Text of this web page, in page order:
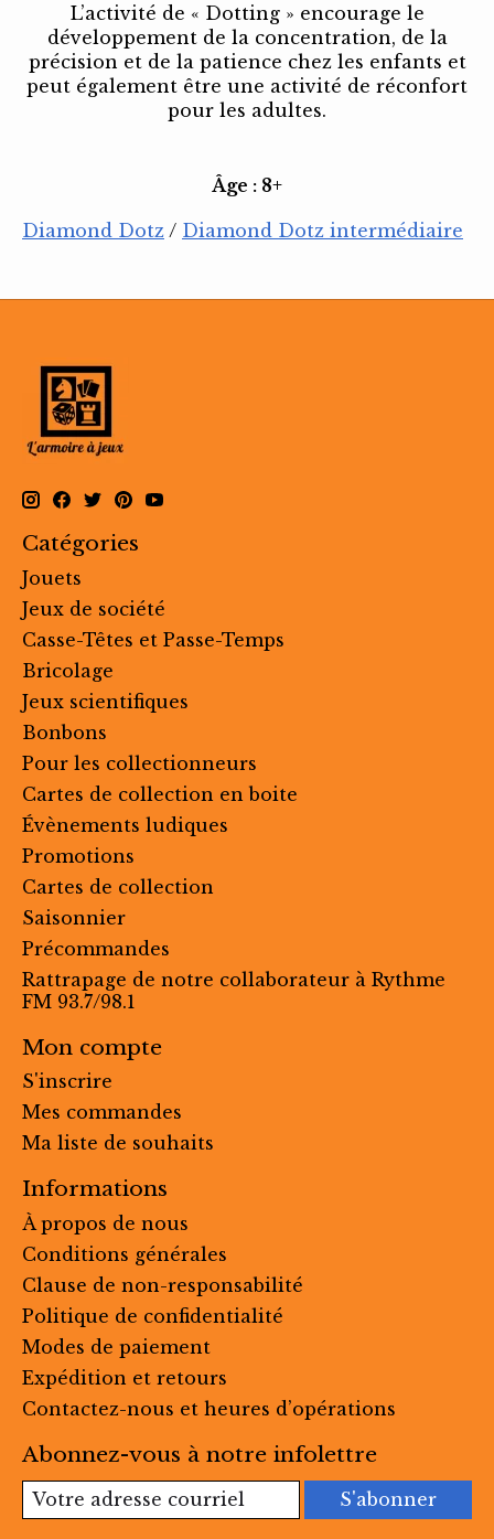
L’activité de « Dotting » encourage le
développement de la concentration, de la
précision et de la patience chez les enfants et
peut également être une activité de réconfort
pour les adultes.
Âge : 8+
Diamond Dotz / Diamond Dotz intermédiaire
Catégories
Jouets
Jeux de société
Casse-Têtes et Passe-Temps
Bricolage
Jeux scientifiques
Bonbons
Pour les collectionneurs
Cartes de collection en boite
Évènements ludiques
Promotions
Cartes de collection
Saisonnier
Précommandes
Rattrapage de notre collaborateur à Rythme
FM 93.7/98.1
Mon compte
S'inscrire
Mes commandes
Ma liste de souhaits
Informations
À propos de nous
Conditions générales
Clause de non-responsabilité
Politique de confidentialité
Modes de paiement
Expédition et retours
Contactez-nous et heures d’opérations
Abonnez-vous à notre infolettre
S'abonner